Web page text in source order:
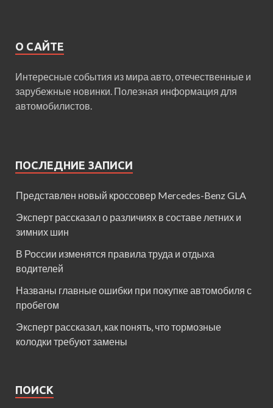
О САЙТЕ
Интересные события из мира авто, отечественные и
зарубежные новинки. Полезная информация для
автомобилистов.
ПОСЛЕДНИЕ ЗАПИСИ
Представлен новый кроссовер Mercedes-Benz GLA
Эксперт рассказал о различиях в составе летних и
зимних шин
В России изменятся правила труда и отдыха
водителей
Названы главные ошибки при покупке автомобиля с
пробегом
Эксперт рассказал, как понять, что тормозные
колодки требуют замены
ПОИСК